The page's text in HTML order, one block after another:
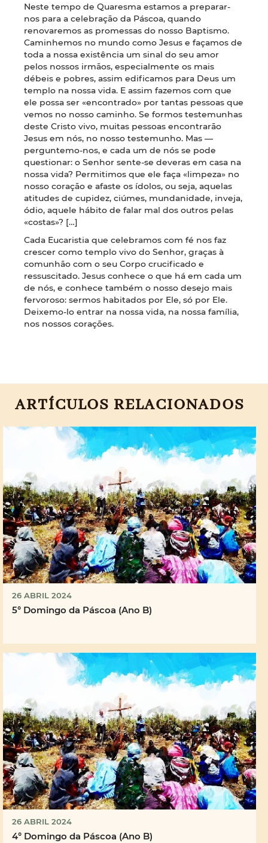
Neste tempo de Quaresma estamos a preparar-
nos para a celebração da Páscoa, quando
renovaremos as promessas do nosso Baptismo.
Caminhemos no mundo como Jesus e façamos de
toda a nossa existência um sinal do seu amor
pelos nossos irmãos, especialmente os mais
débeis e pobres, assim edificamos para Deus um
templo na nossa vida. E assim fazemos com que
ele possa ser «encontrado» por tantas pessoas que
vemos no nosso caminho. Se formos testemunhas
deste Cristo vivo, muitas pessoas encontrarão
Jesus em nós, no nosso testemunho. Mas —
perguntemo-nos, e cada um de nós se pode
questionar: o Senhor sente-se deveras em casa na
nossa vida? Permitimos que ele faça «limpeza» no
nosso coração e afaste os ídolos, ou seja, aquelas
atitudes de cupidez, ciúmes, mundanidade, inveja,
ódio, aquele hábito de falar mal dos outros pelas
«costas»? […]
Cada Eucaristia que celebramos com fé nos faz
crescer como templo vivo do Senhor, graças à
comunhão com o seu Corpo crucificado e
ressuscitado. Jesus conhece o que há em cada um
de nós, e conhece também o nosso desejo mais
fervoroso: sermos habitados por Ele, só por Ele.
Deixemo-lo entrar na nossa vida, na nossa família,
nos nossos corações.
ARTÍCULOS RELACIONADOS
26 ABRIL 2024
5° Domingo da Páscoa (Ano B)
26 ABRIL 2024
4° Domingo da Páscoa (Ano B)